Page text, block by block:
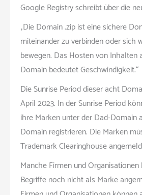
Google Registry schreibt über die
„Die Domain .zip ist eine sichere
miteinander zu verbinden oder sich
bewegen. Das Hosten von Inhalten
Domain bedeutet Geschwindigkeit.“
Die Sunrise Period dieser acht
April 2023. In der Sunrise Period
ihre Marken unter der Dad-Domain
Domain registrieren. Die Marken
Trademark Clearinghouse
Manche Firmen und
Begriffe noch nicht als Marke